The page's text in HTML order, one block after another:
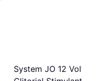
System JO 12 Volt